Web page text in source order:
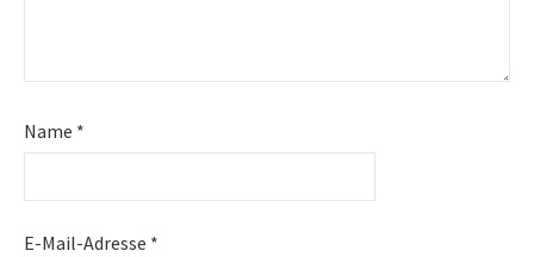
Name *
E-Mail-Adresse *